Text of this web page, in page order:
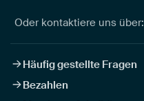
Oder kontaktiere uns über:
Häufig gestellte Fragen
Bezahlen